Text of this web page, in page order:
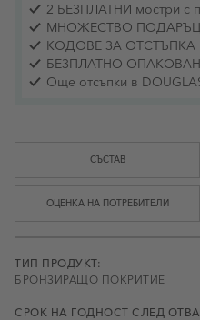
2 БЕЗПЛАТНИ мостри с
МНОЖЕСТВО
КОДОВЕ ЗА
БЕЗПЛАТНО
Още отсъпки в
СЪСТАВ
ОЦЕНКА НА ПОТРЕБИТЕЛИ
ТИП ПРОДУКТ:
БРОНЗИРАЩО ПОКРИТИЕ
СРОК НА ГОДНОСТ СЛЕД